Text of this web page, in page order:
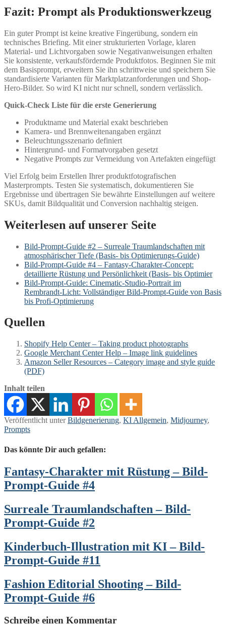
Fazit: Prompt als Produktionswerkzeug
Ein guter Prompt ist keine kreative Fingerübung, sondern ein
technisches Briefing. Mit einer strukturierten Vorlage, klaren
Material- und Lichtvorgaben sowie Negativanweisungen erhalten
Sie konsistente, verkaufsfördernde Produktfotos. Beginnen Sie mit
dem Basisprompt, erweitern Sie ihn schrittweise und speichern Sie
standardisierte Varianten für Marktplatzanforderungen und Shop-
Hero-Bilder. So wird KI nicht nur schnell, sondern verlässlich.
Quick-Check Liste für die erste Generierung
Produktname und Material exakt beschrieben
Kamera- und Brennweitenangaben ergänzt
Beleuchtungsszenario definiert
Hintergrund- und Formatvorgaben gesetzt
Negative Prompts zur Vermeidung von Artefakten eingefügt
Viel Erfolg beim Erstellen Ihrer produktfotografischen
Masterprompts. Testen Sie systematisch, dokumentieren Sie
Ergebnisse und übertragen Sie bewährte Einstellungen auf weitere
SKUs, damit Bildqualität und Conversion nachhaltig steigen.
Weiterlesen auf unserer Seite
Bild-Prompt-Guide #2 – Surreale Traumlandschaften mit
atmosphärischer Tiefe (Basis- bis Optimierungs-Guide)
Bild-Prompt-Guide #4 – Fantasy-Charakter-Concept:
detaillierte Rüstung und Persönlichkeit (Basis- bis Optimier
Bild-Prompt-Guide: Cinematic-Studio-Portrait im
Rembrandt‑Licht: Vollständiger Bild‑Prompt‑Guide von Basis
bis Profi‑Optimierung
Quellen
Shopify Help Center – Taking product photographs
Google Merchant Center Help – Image link guidelines
Amazon Seller Resources – Category image and style guide
(PDF)
Inhalt teilen
Veröffentlicht unterBildgenerierung, KI Allgemein, Midjourney,
Prompts
Das könnte Dir auch gefallen:
Fantasy-Charakter mit Rüstung – Bild-
Prompt-Guide #4
Surreale Traumlandschaften – Bild-
Prompt-Guide #2
Kinderbuch-Illustration mit KI – Bild-
Prompt-Guide #11
Fashion Editorial Shooting – Bild-
Prompt-Guide #6
Schreibe einen Kommentar